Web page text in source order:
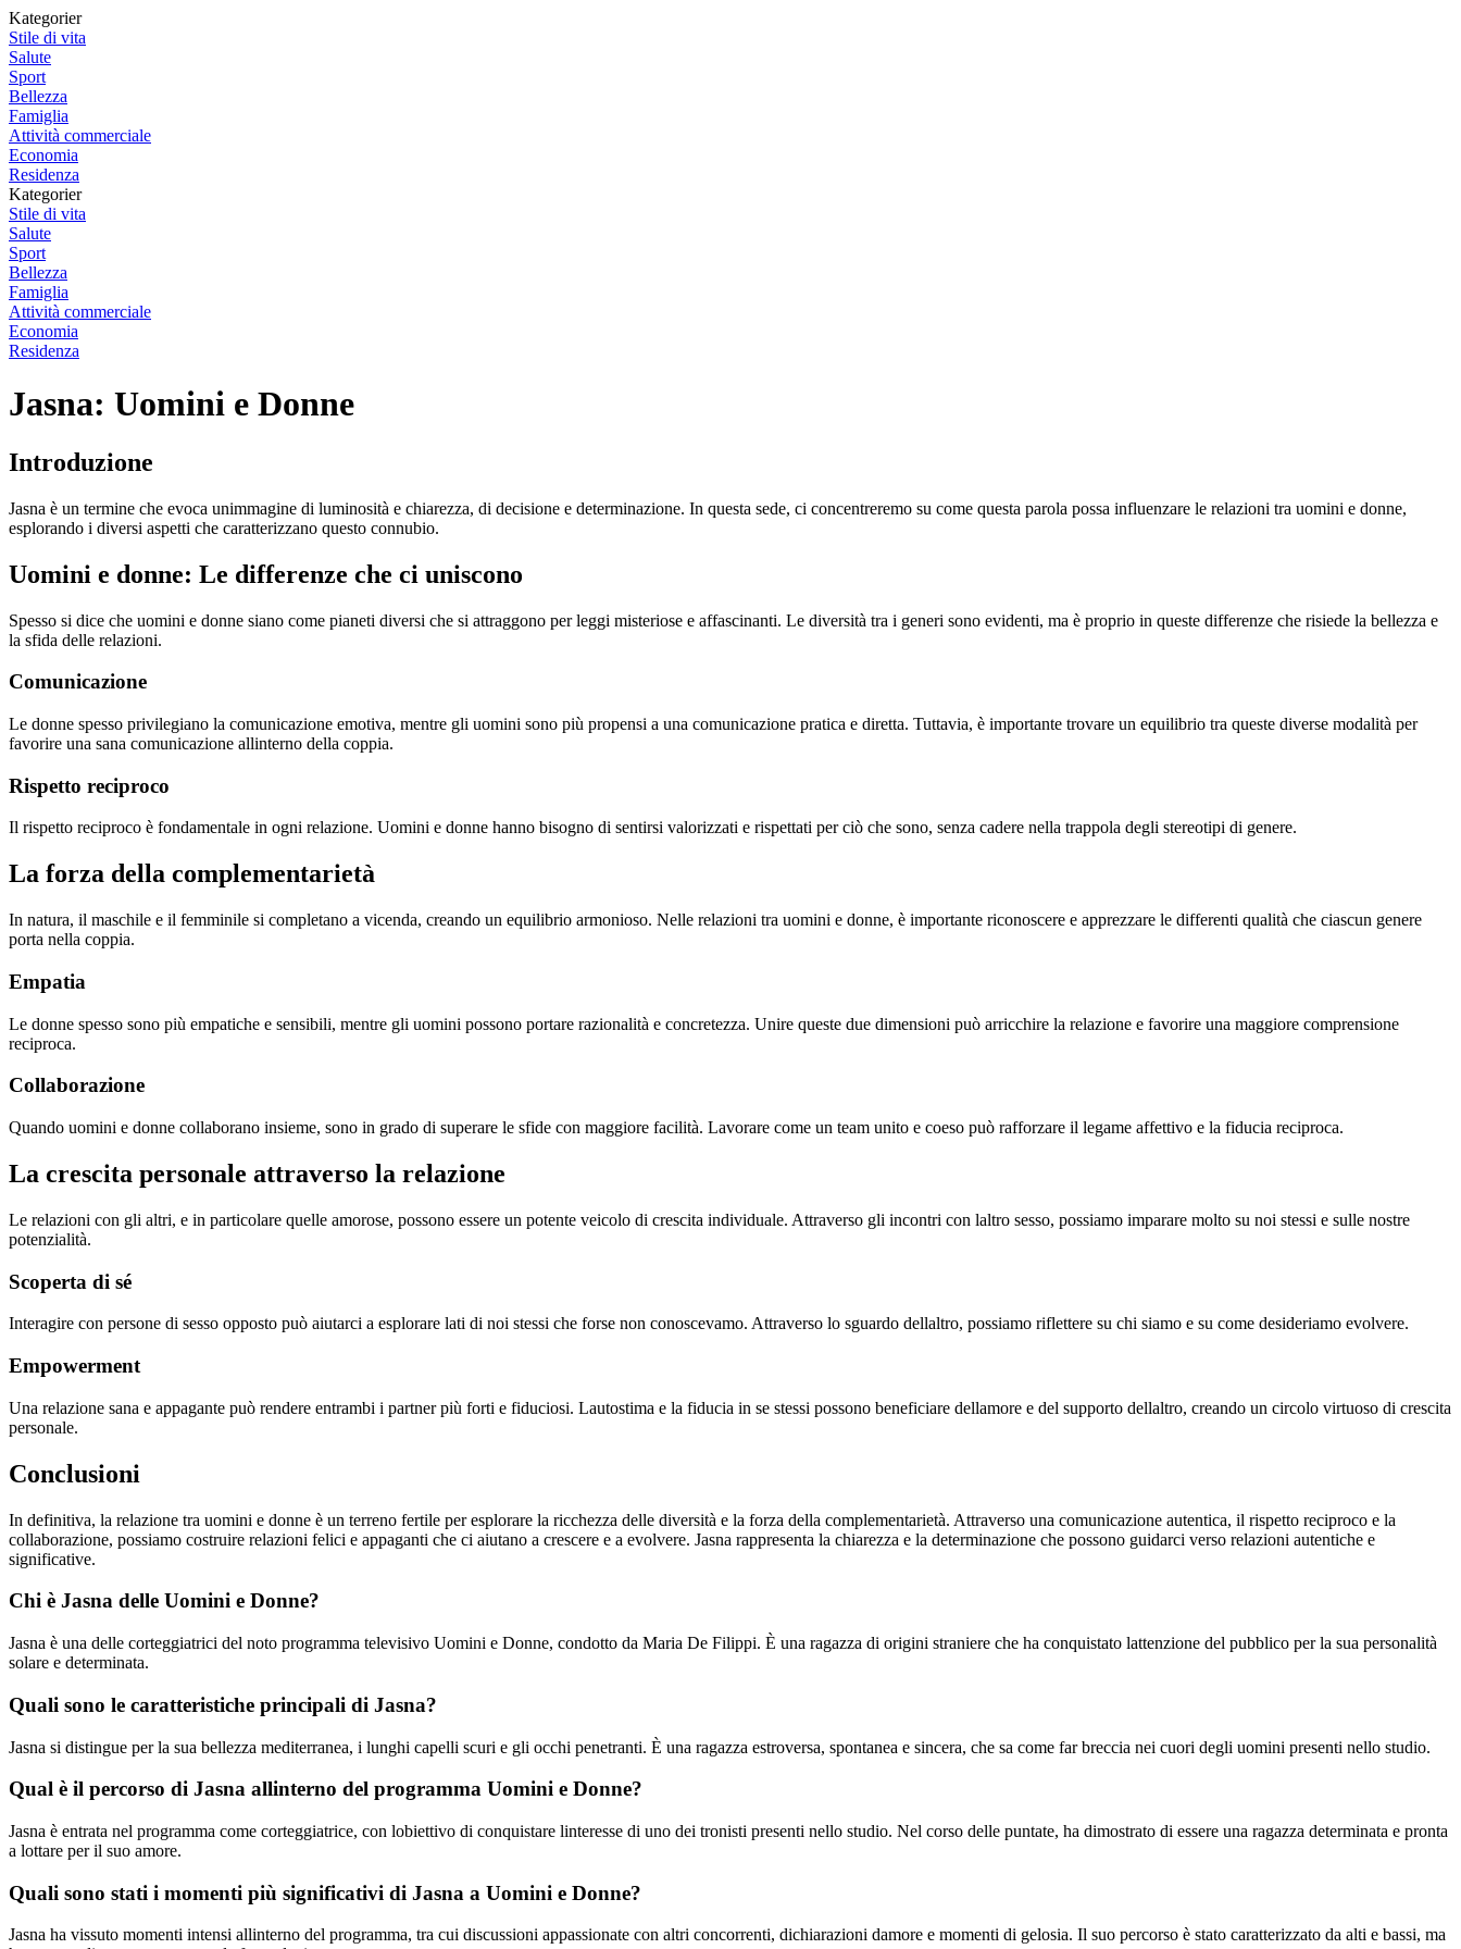
Kategorier
Stile di vita
Salute
Sport
Bellezza
Famiglia
Attività commerciale
Economia
Residenza
Kategorier
Stile di vita
Salute
Sport
Bellezza
Famiglia
Attività commerciale
Economia
Residenza
Jasna: Uomini e Donne
Introduzione
Jasna è un termine che evoca unimmagine di luminosità e chiarezza, di decisione e determinazione. In questa sede, ci concentreremo su come questa parola possa influenzare le relazioni tra uomini e donne,
esplorando i diversi aspetti che caratterizzano questo connubio.
Uomini e donne: Le differenze che ci uniscono
Spesso si dice che uomini e donne siano come pianeti diversi che si attraggono per leggi misteriose e affascinanti. Le diversità tra i generi sono evidenti, ma è proprio in queste differenze che risiede la bellezza e
la sfida delle relazioni.
Comunicazione
Le donne spesso privilegiano la comunicazione emotiva, mentre gli uomini sono più propensi a una comunicazione pratica e diretta. Tuttavia, è importante trovare un equilibrio tra queste diverse modalità per
favorire una sana comunicazione allinterno della coppia.
Rispetto reciproco
Il rispetto reciproco è fondamentale in ogni relazione. Uomini e donne hanno bisogno di sentirsi valorizzati e rispettati per ciò che sono, senza cadere nella trappola degli stereotipi di genere.
La forza della complementarietà
In natura, il maschile e il femminile si completano a vicenda, creando un equilibrio armonioso. Nelle relazioni tra uomini e donne, è importante riconoscere e apprezzare le differenti qualità che ciascun genere
porta nella coppia.
Empatia
Le donne spesso sono più empatiche e sensibili, mentre gli uomini possono portare razionalità e concretezza. Unire queste due dimensioni può arricchire la relazione e favorire una maggiore comprensione
reciproca.
Collaborazione
Quando uomini e donne collaborano insieme, sono in grado di superare le sfide con maggiore facilità. Lavorare come un team unito e coeso può rafforzare il legame affettivo e la fiducia reciproca.
La crescita personale attraverso la relazione
Le relazioni con gli altri, e in particolare quelle amorose, possono essere un potente veicolo di crescita individuale. Attraverso gli incontri con laltro sesso, possiamo imparare molto su noi stessi e sulle nostre
potenzialità.
Scoperta di sé
Interagire con persone di sesso opposto può aiutarci a esplorare lati di noi stessi che forse non conoscevamo. Attraverso lo sguardo dellaltro, possiamo riflettere su chi siamo e su come desideriamo evolvere.
Empowerment
Una relazione sana e appagante può rendere entrambi i partner più forti e fiduciosi. Lautostima e la fiducia in se stessi possono beneficiare dellamore e del supporto dellaltro, creando un circolo virtuoso di crescita
personale.
Conclusioni
In definitiva, la relazione tra uomini e donne è un terreno fertile per esplorare la ricchezza delle diversità e la forza della complementarietà. Attraverso una comunicazione autentica, il rispetto reciproco e la
collaborazione, possiamo costruire relazioni felici e appaganti che ci aiutano a crescere e a evolvere. Jasna rappresenta la chiarezza e la determinazione che possono guidarci verso relazioni autentiche e
significative.
Chi è Jasna delle Uomini e Donne?
Jasna è una delle corteggiatrici del noto programma televisivo Uomini e Donne, condotto da Maria De Filippi. È una ragazza di origini straniere che ha conquistato lattenzione del pubblico per la sua personalità
solare e determinata.
Quali sono le caratteristiche principali di Jasna?
Jasna si distingue per la sua bellezza mediterranea, i lunghi capelli scuri e gli occhi penetranti. È una ragazza estroversa, spontanea e sincera, che sa come far breccia nei cuori degli uomini presenti nello studio.
Qual è il percorso di Jasna allinterno del programma Uomini e Donne?
Jasna è entrata nel programma come corteggiatrice, con lobiettivo di conquistare linteresse di uno dei tronisti presenti nello studio. Nel corso delle puntate, ha dimostrato di essere una ragazza determinata e pronta
a lottare per il suo amore.
Quali sono stati i momenti più significativi di Jasna a Uomini e Donne?
Jasna ha vissuto momenti intensi allinterno del programma, tra cui discussioni appassionate con altri concorrenti, dichiarazioni damore e momenti di gelosia. Il suo percorso è stato caratterizzato da alti e bassi, ma